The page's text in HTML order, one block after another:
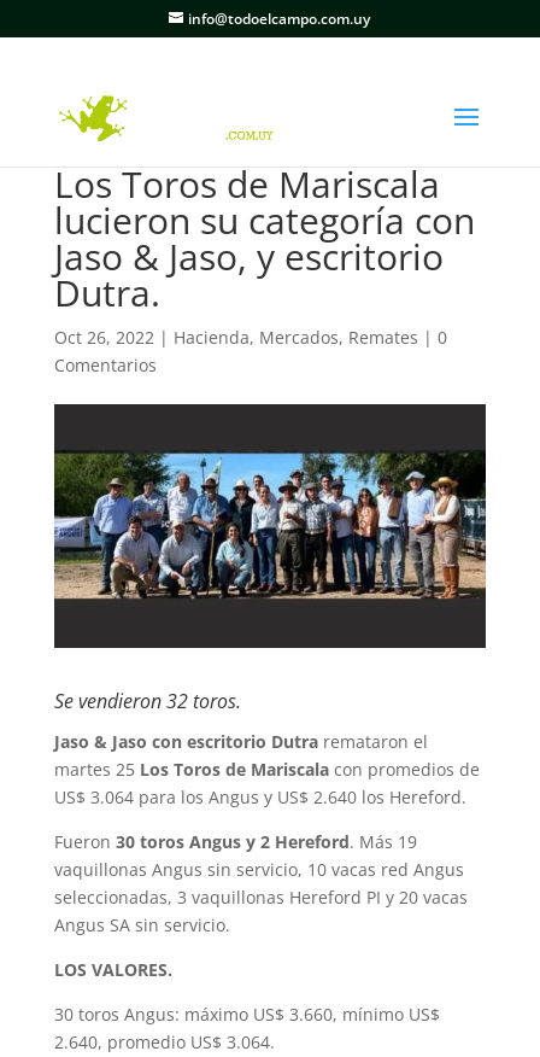
info@todoelcampo.com.uy
Los Toros de Mariscala
lucieron su categoría con
Jaso & Jaso, y escritorio
Dutra.
Oct 26, 2022| Hacienda, Mercados, Remates | 0
Comentarios
Se vendieron 32 toros.
Jaso & Jaso con escritorio Dutraremataron el
martes 25 Los Toros de Mariscalacon promedios de
US$ 3.064 para los Angus y US$ 2.640 los Hereford.
Fueron 30 toros Angus y 2 Hereford. Más 19
vaquillonas Angus sin servicio, 10 vacas red Angus
seleccionadas, 3 vaquillonas Hereford PI y 20 vacas
Angus SA sin servicio.
LOS VALORES.
30 toros Angus: máximo US$ 3.660, mínimo US$
2.640, promedio US$ 3.064.